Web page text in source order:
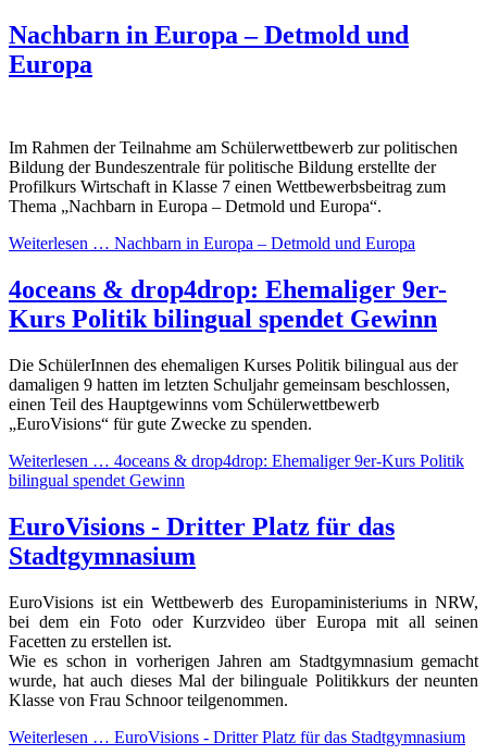
Nachbarn in Europa – Detmold und
Europa
Im Rahmen der Teilnahme am Schülerwettbewerb zur politischen
Bildung der Bundeszentrale für politische Bildung erstellte der
Profilkurs Wirtschaft in Klasse 7 einen Wettbewerbsbeitrag zum
Thema „Nachbarn in Europa – Detmold und Europa“.
Weiterlesen … Nachbarn in Europa – Detmold und Europa
4oceans & drop4drop: Ehemaliger 9er-
Kurs Politik bilingual spendet Gewinn
Die SchülerInnen des ehemaligen Kurses Politik bilingual aus der
damaligen 9 hatten im letzten Schuljahr gemeinsam beschlossen,
einen Teil des Hauptgewinns vom Schülerwettbewerb
„EuroVisions“ für gute Zwecke zu spenden.
Weiterlesen … 4oceans & drop4drop: Ehemaliger 9er-Kurs Politik
bilingual spendet Gewinn
EuroVisions - Dritter Platz für das
Stadtgymnasium
EuroVisions ist ein Wettbewerb des Europaministeriums in NRW,
bei dem ein Foto oder Kurzvideo über Europa mit all seinen
Facetten zu erstellen ist.
Wie es schon in vorherigen Jahren am Stadtgymnasium gemacht
wurde, hat auch dieses Mal der bilinguale Politikkurs der neunten
Klasse von Frau Schnoor teilgenommen.
Weiterlesen … EuroVisions - Dritter Platz für das Stadtgymnasium